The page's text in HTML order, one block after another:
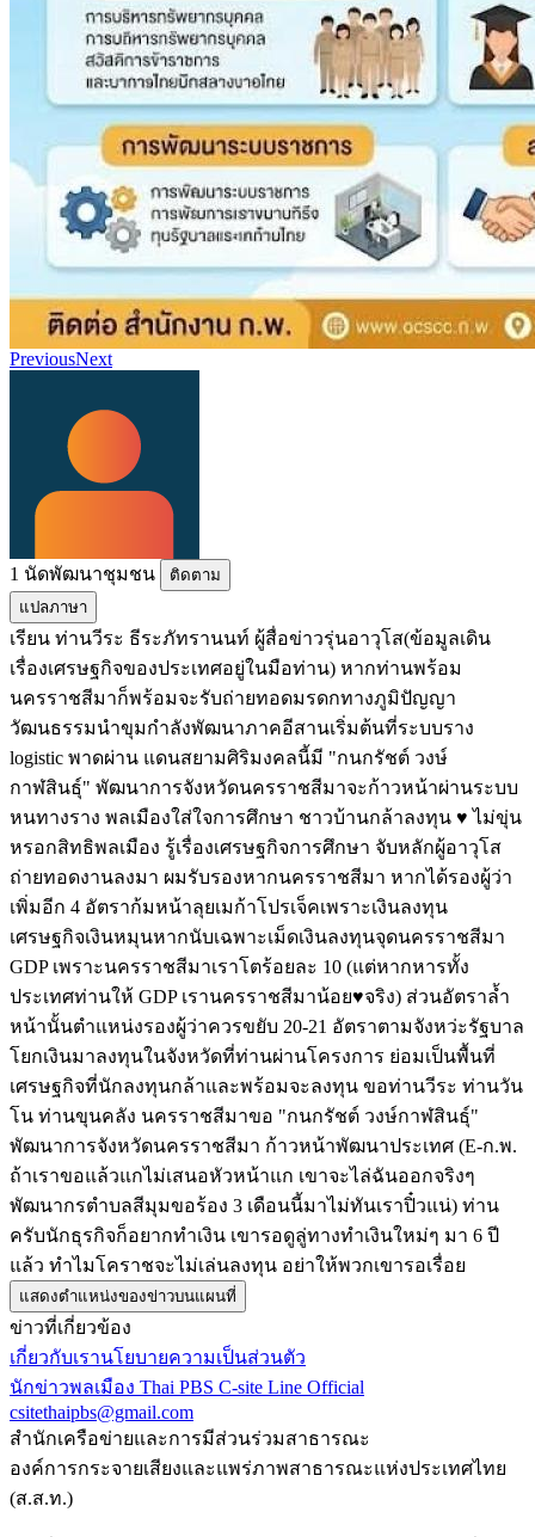
PreviousNext
1 นัดพัฒนาชุมชน
ติดตาม
แปลภาษา
เรียน ท่านวีระ ธีระภัทรานนท์ ผู้สื่อข่าวรุ่นอาวุโส(ข้อมูลเดิน
เรื่องเศรษฐกิจของประเทศอยู่ในมือท่าน) หากท่านพร้อม
นครราชสีมาก็พร้อมจะรับถ่ายทอดมรดกทางภูมิปัญญา
วัฒนธรรมนำขุมกำลังพัฒนาภาคอีสานเริ่มต้นที่ระบบราง
logistic พาดผ่าน แดนสยามศิริมงคลนี้มี "กนกรัชต์ วงษ์
กาฬสินธุ์" พัฒนาการจังหวัดนครราชสีมาจะก้าวหน้าผ่านระบบ
หนทางราง พลเมืองใส่ใจการศึกษา ชาวบ้านกล้าลงทุน ♥ ไม่ขุ่น
หรอกสิทธิพลเมือง รู้เรื่องเศรษฐกิจการศึกษา จับหลักผู้อาวุโส
ถ่ายทอดงานลงมา ผมรับรองหากนครราชสีมา หากได้รองผู้ว่า
เพิ่มอีก 4 อัตราก้มหน้าลุยเมก้าโปรเจ็คเพราะเงินลงทุน
เศรษฐกิจเงินหมุนหากนับเฉพาะเม็ดเงินลงทุนจุดนครราชสีมา
GDP เพราะนครราชสีมาเราโตร้อยละ 10 (แต่หากหารทั้ง
ประเทศท่านให้ GDP เรานครราชสีมาน้อย♥จริง) ส่วนอัตราล้ำ
หน้านั้นตำแหน่งรองผู้ว่าควรขยับ 20-21 อัตราตามจังหว่ะรัฐบาล
โยกเงินมาลงทุนในจังหวัดที่ท่านผ่านโครงการ ย่อมเป็นพื้นที่
เศรษฐกิจที่นักลงทุนกล้าและพร้อมจะลงทุน ขอท่านวีระ ท่านวัน
โน ท่านขุนคลัง นครราชสีมาขอ "กนกรัชต์ วงษ์กาฬสินธุ์"
พัฒนาการจังหวัดนครราชสีมา ก้าวหน้าพัฒนาประเทศ (E-ก.พ.
ถ้าเราขอแล้วแกไม่เสนอหัวหน้าแก เขาจะไล่ฉันออกจริงๆ
พัฒนากรตำบลสีมุมขอร้อง 3 เดือนนี้มาไม่ทันเราปิ๋วแน่) ท่าน
ครับนักธุรกิจก็อยากทำเงิน เขารอดูลู่ทางทำเงินใหม่ๆ มา 6 ปี
แล้ว ทำไมโคราชจะไม่เล่นลงทุน อย่าให้พวกเขารอเรื่อย
แสดงตำแหน่งของข่าวบนแผนที่
ข่าวที่เกี่ยวข้อง
เกี่ยวกับเรานโยบายความเป็นส่วนตัว
นักข่าวพลเมือง Thai PBS C-site Line Official
csitethaipbs@gmail.com
สำนักเครือข่ายและการมีส่วนร่วมสาธารณะ
องค์การกระจายเสียงและแพร่ภาพสาธารณะแห่งประเทศไทย
(ส.ส.ท.)